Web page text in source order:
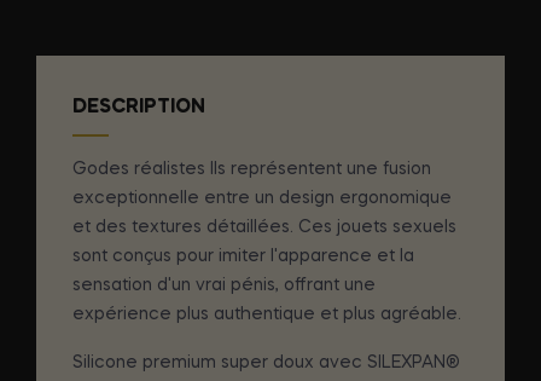
DESCRIPTION
Godes réalistes Ils représentent une fusion
exceptionnelle entre un design ergonomique
et des textures détaillées. Ces jouets sexuels
sont conçus pour imiter l'apparence et la
sensation d'un vrai pénis, offrant une
expérience plus authentique et plus agréable.
Silicone premium super doux avec SILEXPAN®